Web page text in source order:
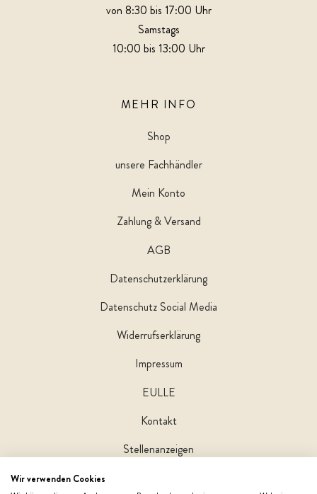
von 8:30 bis 17:00 Uhr
Samstags
10:00 bis 13:00 Uhr
MEHR INFO
Shop
unsere Fachhändler
Mein Konto
Zahlung & Versand
AGB
Datenschutzerklärung
Datenschutz Social Media
Widerrufserklärung
Impressum
EULLE
Kontakt
Stellenanzeigen
Wir verwenden Cookies